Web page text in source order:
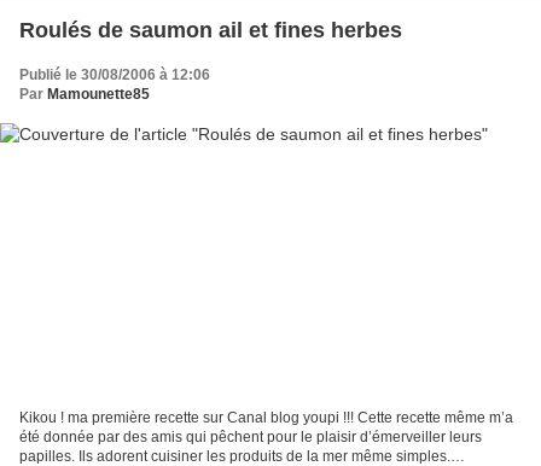
Roulés de saumon ail et fines herbes
Publié le 30/08/2006 à 12:06
Par Mamounette85
Kikou ! ma première recette sur Canal blog youpi !!! Cette recette même m’a
été donnée par des amis qui pêchent pour le plaisir d’émerveiller leurs
papilles. Ils adorent cuisiner les produits de la mer même simples.